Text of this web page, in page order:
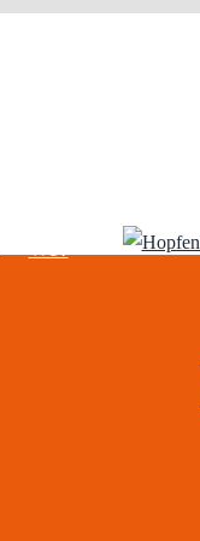
Wo?